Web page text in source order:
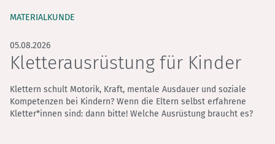
MATERIALKUNDE
05.08.2026
Kletterausrüstung für Kinder
Klettern schult Motorik, Kraft, mentale Ausdauer und soziale
Kompetenzen bei Kindern? Wenn die Eltern selbst erfahrene
Kletter*innen sind: dann bitte! Welche Ausrüstung braucht es?